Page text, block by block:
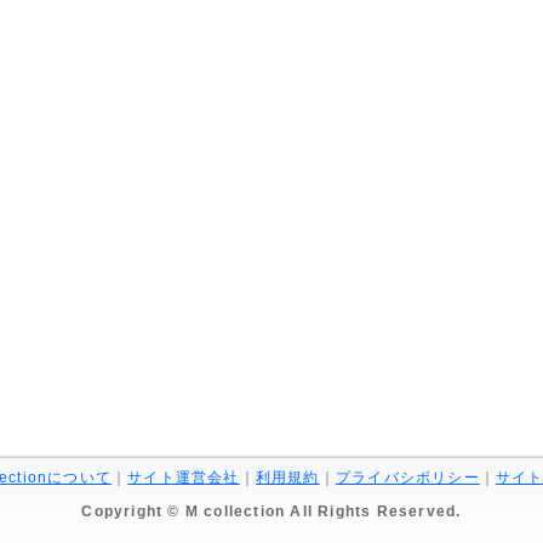
について ｜サイト運営会社 利用規約 プライバシポリシー
サイ
Copyright © M collection All Rights Reserved.